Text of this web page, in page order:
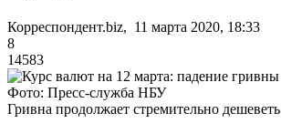
Корреспондент.biz, 11 марта 2020, 18:33
8
14583
Фото: Пресс-служба НБУ
Гривна продолжает стремительно дешеветь